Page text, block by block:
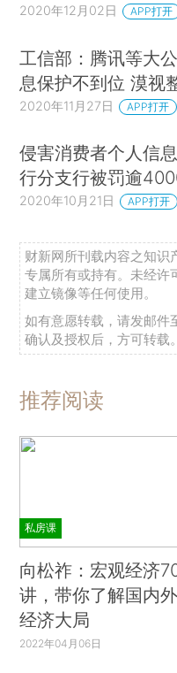
2020年12月02日 APP打开
工信部：腾讯等大
息保护不到位 漠视
2020年11月27日 APP打开
侵害消费者个人信
行分支行被罚逾
2020年10月21日 APP打开
财新网所刊载内容之知识
专属所有或持有。未经许
建立镜像等任何使用。
如有意愿转载，请发邮件
确认及授权后，方可转载。
推荐阅读
私房课
向松祚：宏观经济
讲，带你了解国内外
经济大局
2022年04月06日